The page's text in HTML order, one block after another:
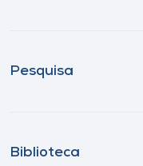
Pesquisa
Biblioteca